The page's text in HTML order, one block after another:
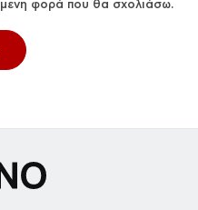
φορά που θα σχολιάσω.